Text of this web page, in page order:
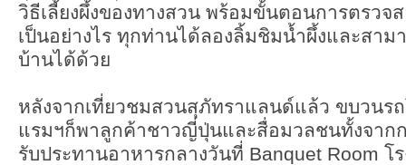
วิธีเลี้ยงผึ้งของทางสวน พร้อมขั้นตอนการตรว
เป็นอย่างไร ทุกท่านได้ลองลิ้มชิมน้ำผึ้งและสา
บ้านได้ด้วย
หลังจากเที่ยวชมสวนสุภัทราแลนด์แล้ว ขบวนร
แรมฯก็พาลูกค้าชาวญี่ปุ่นและสื่อมวลชนทั้งจาก
รับประทานอาหารกลางวันที่ Banquet Room โ